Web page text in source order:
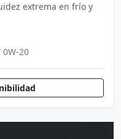
extrema en frío y
0W-20